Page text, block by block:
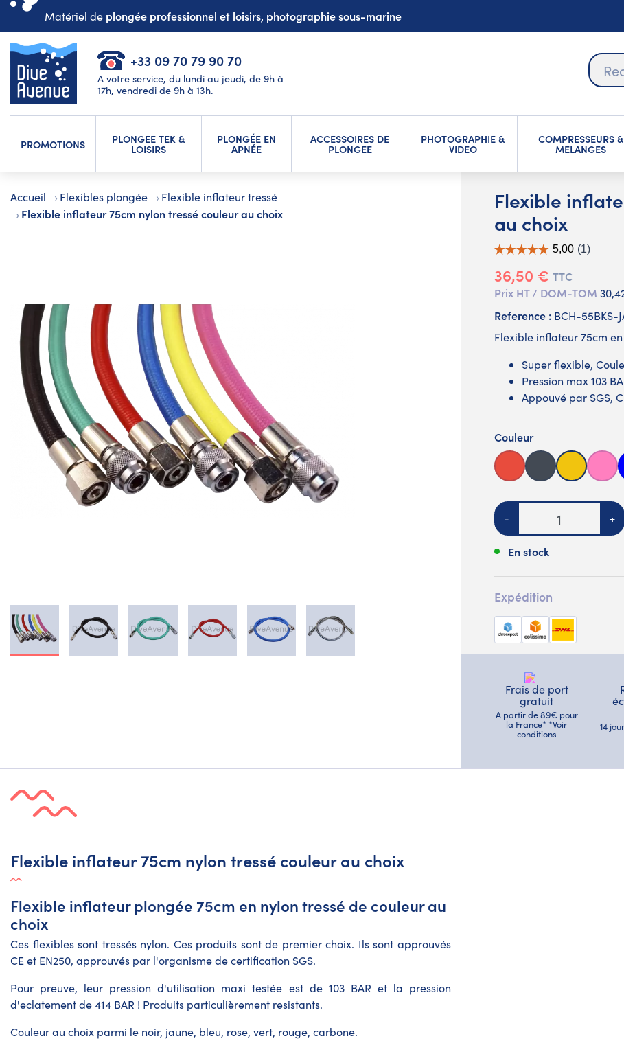
Matériel de plongée professionnel et loisirs, photographie sous-marine
+33 09 70 79 90 70
A votre service, du lundi au jeudi, de 9h à
17h, vendredi de 9h à 13h.
PROMOTIONS PLONGEE TEK &
LOISIRS
PLONGÉE EN
APNÉE
ACCESSOIRES DE
PLONGEE
PHOTOGRAPHIE &
VIDEO
COMPRESSEURS &
MELANGES
Accueil Flexibles plongée Flexible inflateur tressé
Flexible inflateur 75cm nylon tressé couleur au choix
Flexible
au choix
36,50 € TTC
Prix HT / DOM-TOM
Reference : BCH-55BKS-
Flexible inflateur 75cm
Super flexible,
Pression max 103
Appouvé par SGS,
Couleur
Rouge Noir Jaune Rose
Quantité
- +
En stock
Expédition
Frais de port
gratuit
A partir de 89€ pour
la France* *Voir
conditions
14
Flexible inflateur 75cm nylon tressé couleur au choix
Flexible inflateur plongée 75cm en nylon tressé de couleur au
choix
Ces flexibles sont tressés nylon. Ces produits sont de premier choix. Ils sont approuvés
CE et EN250, approuvés par l'organisme de certification SGS.
Pour preuve, leur pression d'utilisation maxi testée est de 103 BAR et la pression
d'eclatement de 414 BAR ! Produits particulièrement resistants.
Couleur au choix parmi le noir, jaune, bleu, rose, vert, rouge, carbone.